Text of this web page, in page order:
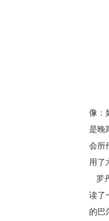
《
像：
是晚
会所
用了
罗
读了
的巴